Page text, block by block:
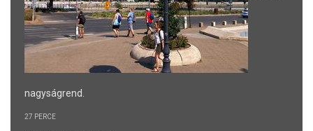
nagyságrend.
27 PERCE